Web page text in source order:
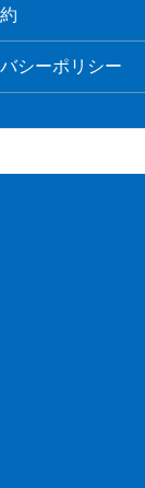
シーポリシー